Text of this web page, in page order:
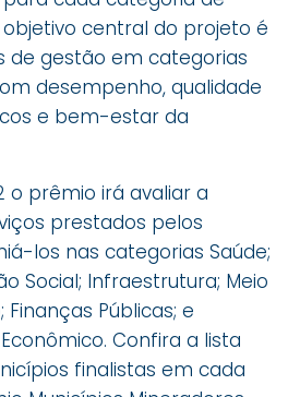
central do projeto é
de gestão em categorias
desempenho, qualidade
e bem-estar da
o prêmio irá avaliar a
prestados pelos
los nas categorias Saúde;
Social; Infraestrutura; Meio
Públicas; e
Confira a lista
finalistas em cada